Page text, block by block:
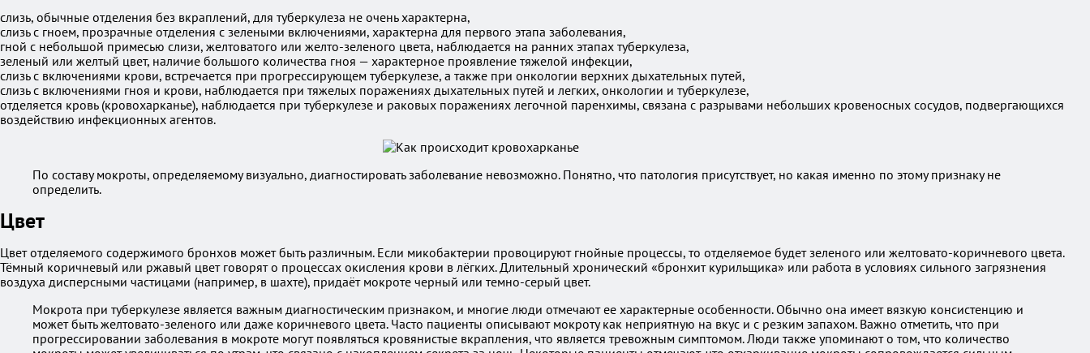
слизь, обычные отделения без вкраплений, для туберкулеза не очень характерна,
слизь с гноем, прозрачные отделения с зелеными включениями, характерна для первого этапа заболевания,
гной с небольшой примесью слизи, желтоватого или желто-зеленого цвета, наблюдается на ранних этапах туберкулеза,
зеленый или желтый цвет, наличие большого количества гноя — характерное проявление тяжелой инфекции,
слизь с включениями крови, встречается при прогрессирующем туберкулезе, а также при онкологии верхних дыхательных путей,
слизь с включениями гноя и крови, наблюдается при тяжелых поражениях дыхательных путей и легких, онкологии и туберкулезе,
отделяется кровь (кровохарканье), наблюдается при туберкулезе и раковых поражениях легочной паренхимы, связана с разрывами небольших кровеносных сосудов, подвергающихся
воздействию инфекционных агентов.
По составу мокроты, определяемому визуально, диагностировать заболевание невозможно. Понятно, что патология присутствует, но какая именно по этому признаку не
определить.
Цвет
Цвет отделяемого содержимого бронхов может быть различным. Если микобактерии провоцируют гнойные процессы, то отделяемое будет зеленого или желтовато-коричневого цвета.
Тёмный коричневый или ржавый цвет говорят о процессах окисления крови в лёгких. Длительный хронический «бронхит курильщика» или работа в условиях сильного загрязнения
воздуха дисперсными частицами (например, в шахте), придаёт мокроте черный или темно-серый цвет.
Мокрота при туберкулезе является важным диагностическим признаком, и многие люди отмечают ее характерные особенности. Обычно она имеет вязкую консистенцию и
может быть желтовато-зеленого или даже коричневого цвета. Часто пациенты описывают мокроту как неприятную на вкус и с резким запахом. Важно отметить, что при
прогрессировании заболевания в мокроте могут появляться кровянистые вкрапления, что является тревожным симптомом. Люди также упоминают о том, что количество